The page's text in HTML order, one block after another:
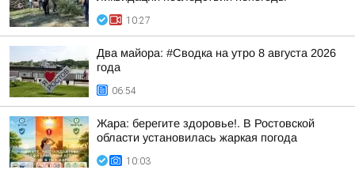
10:27
Два майора: #Сводка на утро 8 августа 2026
года
06:54
Жара: берегите здоровье!. В Ростовской
области установилась жаркая погода
10:03